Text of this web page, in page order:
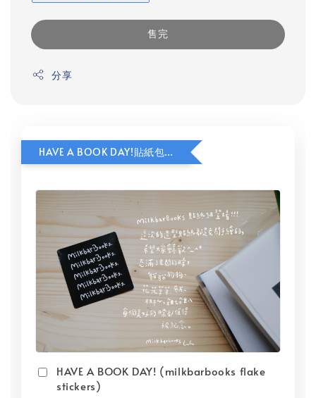
售完
分享
HAVE A BOOK DAY!貼紙包加價購
HAVE A BOOK DAY! (milkbarbooks flake
stickers)